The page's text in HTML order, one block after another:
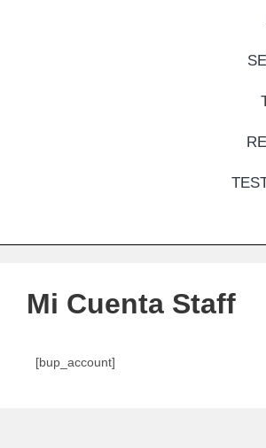
Mi Cuenta Staff
[bup_account]